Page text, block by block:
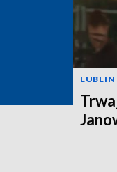
LUBLIN